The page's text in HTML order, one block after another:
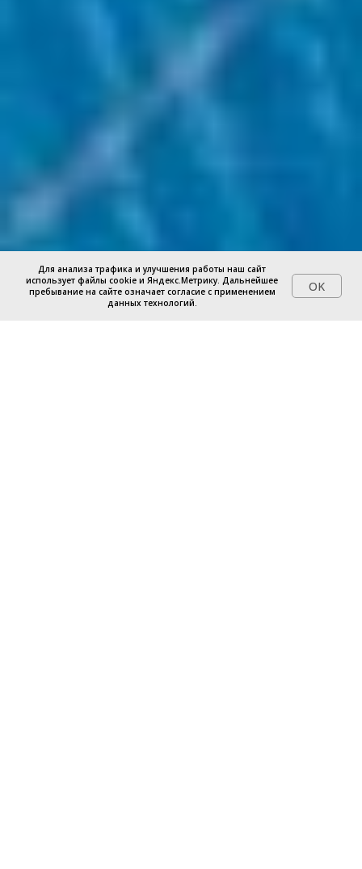
Для анализа трафика и улучшения работы наш сайт
использует файлы cookie и Яндекс.Метрику. Дальнейшее
пребывание на сайте означает согласие с применением
данных технологий.
OK